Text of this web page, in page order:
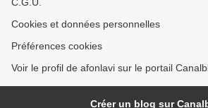
Cookies et données personnelles
Préférences cookies
Voir le profil de afonlavi sur le portail
Créer un blog sur